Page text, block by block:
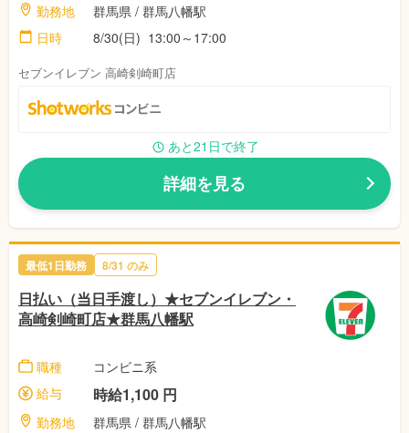
勤務地
群馬県 / 群馬八幡駅
日時
8/30(日) 13:00～17:00
セブンイレブン 高崎剣崎町店
あと21日で終了
詳細を見る
最低1日勤務 8/31 のみ
日払い（当日手渡し）★セブンイレブン・
高崎剣崎町店★群馬八幡駅
職種
コンビニ系
給与
時給1,100 円
勤務地
群馬県 / 群馬八幡駅